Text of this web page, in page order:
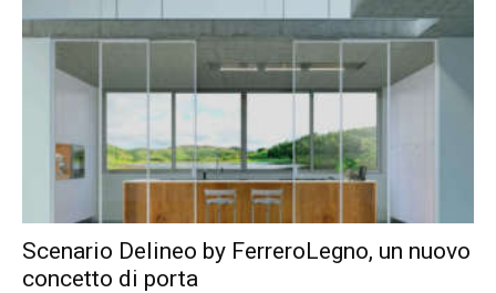
Scenario Delineo by FerreroLegno, un nuovo
concetto di porta